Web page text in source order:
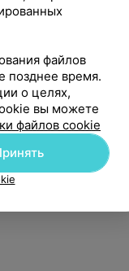
Все
файлов
позднее время.
о целях,
вы можете
файлов cookie